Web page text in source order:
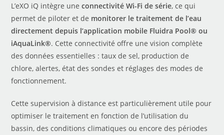
L’eXO iQ intègre uneconnectivité Wi-Fi de série, ce qui
permet de piloter et de monitorer le traitement de l’eau
directement depuis l’application mobile Fluidra Pool® ou
iAquaLink®. Cette connectivité offre une vision complète
des données essentielles : taux de sel, production de
chlore, alertes, état des sondes et réglages des modes de
fonctionnement.
Cette supervision à distance est particulièrement utile pour
optimiser le traitement en fonction de l’utilisation du
bassin, des conditions climatiques ou encore des périodes